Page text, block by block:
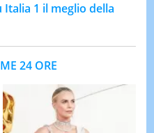
1 il meglio della
24 ORE